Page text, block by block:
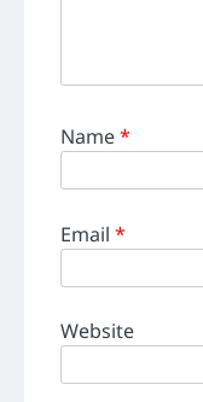
Name*
Email *
Website